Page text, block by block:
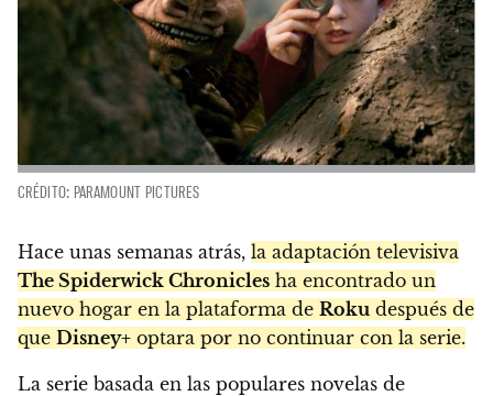
CRÉDITO: PARAMOUNT PICTURES
Hace unas semanas atrás, la adaptación televisiva
The Spiderwick Chronicles ha encontrado un
nuevo hogar en la plataforma de Roku después de
que Disney+ optara por no continuar con la serie.
La serie basada en las populares novelas de